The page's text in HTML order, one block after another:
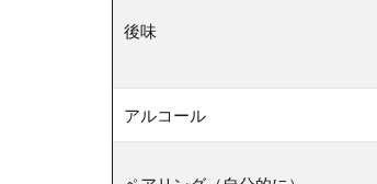
後味
アルコール